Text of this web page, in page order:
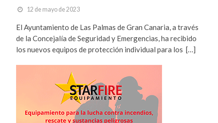
12 de mayo de 2023
El Ayuntamiento de Las Palmas de Gran Canaria, a través
de la Concejalía de Seguridad y Emergencias, ha recibido
los nuevos equipos de protección individual para los […]